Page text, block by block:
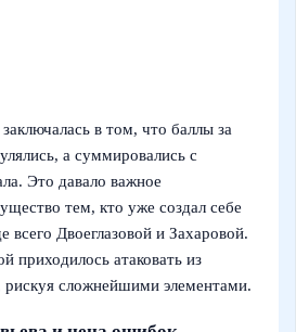
в том, что баллы за
а суммировались с
Это давало важное
тем, кто уже создал себе
всего Двоеглазовой и Захаровой.
приходилось атаковать из
сложнейшими элементами.